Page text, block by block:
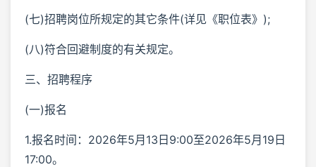
(七)招聘岗位所规定的其它条件(详见《职位表》);
(八)符合回避制度的有关规定。
三、招聘程序
(一)报名
1.报名时间：2026年5月13日9:00至2026年5月19日
17:00。